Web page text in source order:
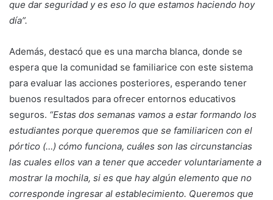
que dar seguridad y es eso lo que estamos haciendo hoy
día”.
Además, destacó que es una marcha blanca, donde se
espera que la comunidad se familiarice con este sistema
para evaluar las acciones posteriores, esperando tener
buenos resultados para ofrecer entornos educativos
seguros. “Estas dos semanas vamos a estar formando los
estudiantes porque queremos que se familiaricen con el
pórtico (…) cómo funciona, cuáles son las circunstancias
las cuales ellos van a tener que acceder voluntariamente a
mostrar la mochila, si es que hay algún elemento que no
corresponde ingresar al establecimiento. Queremos que